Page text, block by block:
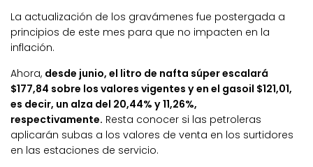
La actualización de los gravámenes fue postergada a
principios de este mes para que no impacten en la
inflación.
Ahora, desde junio, el litro de nafta súper escalará
$177,84 sobre los valores vigentes y en el gasoil $121,01,
es decir, un alza del 20,44% y 11,26%,
respectivamente. Resta conocer si las petroleras
aplicarán subas a los valores de venta en los surtidores
en las estaciones de servicio.